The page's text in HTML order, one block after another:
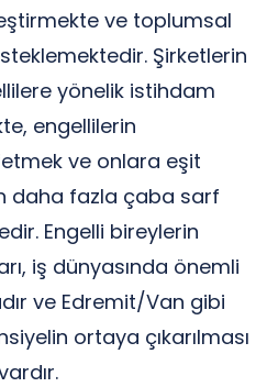
ve toplumsal
Şirketlerin
yönelik istihdam
engellilerin
ve onlara eşit
daha fazla çaba sarf
Engelli bireylerin
iş dünyasında önemli
ve Edremit/Van gibi
ortaya çıkarılması